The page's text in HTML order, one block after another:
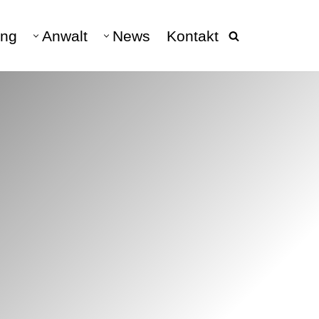
040 - 228 682 10
Anwalt News Kontakt